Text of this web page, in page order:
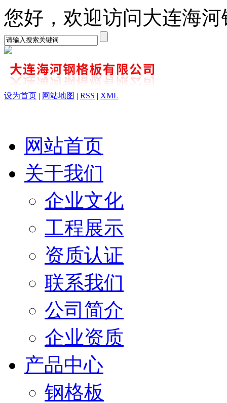
您好，欢迎访问大连海
设为首页 | 网站地图 | RSS | XML
网站首页
关于我们
企业文化
工程展示
资质认证
联系我们
公司简介
企业资质
产品中心
钢格板